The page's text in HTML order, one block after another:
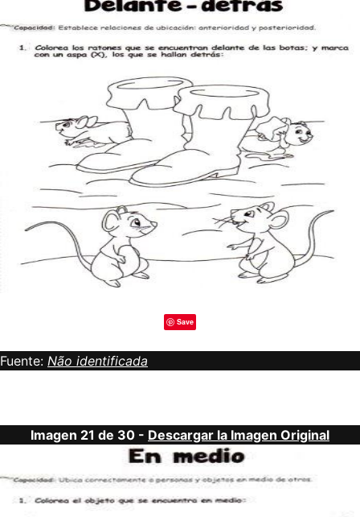
Save
Fuente: Não identificada
Imagen 21 de 30 - Descargar la Imagen Original